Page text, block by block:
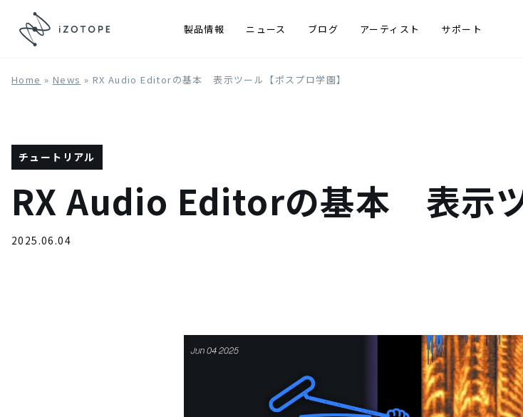
製品情報 ニュース ブログ アーティスト サポート
Home » News » RX Audio Editorの基本 表示ツール【ポスプロ学園】
チュートリアル
RX Audio Editorの基本 表示ツ
2025.06.04